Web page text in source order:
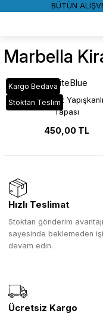
BÜTÜN
Marbella
Kargo Bedava
Stoktan Teslim
WhiteBlue
Marbella Kiraz
Tapası
450,00 TL
Hızlı Teslimat
Stoktan gönderim
sayesinde beklemeden
devam edin.
Ücretsiz Kargo